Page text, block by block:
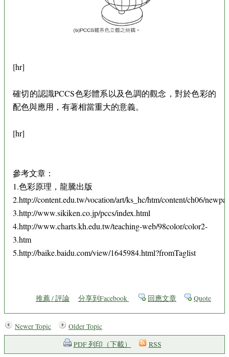
[hr]
確切的認識PCCS色彩體系以及色調的觀念，對於色彩的
配色與應用，有著相當重大的意義。
[hr]
參考文章：
1.色彩原理，龍騰出版
2.http://content.edu.tw/vocation/art/ks_hc/htm/content/ch06/
3.http://www.sikiken.co.jp/pccs/index.html
4.http://www.charts.kh.edu.tw/teaching-web/98color/color2-
3.htm
5.http://baike.baidu.com/view/1645984.html?fromTaglist
推薦 / 評論 分享到Facebook 回應文章 Quote
Newer Topic
Older Topic
PDF 列印（下載）
RSS